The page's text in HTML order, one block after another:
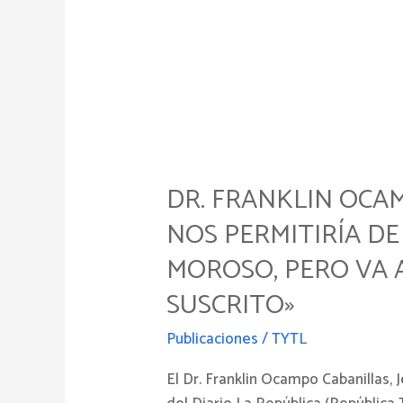
DR. FRANKLIN
NOS PERMITIRÍA
MOROSO, PERO
SUSCRITO»
Publicaciones/TYTL
El Dr. Franklin Ocampo
Ocampo
Cabanillas:
«La
‘Ley
de
Desalojo
Notarial’
permitiría